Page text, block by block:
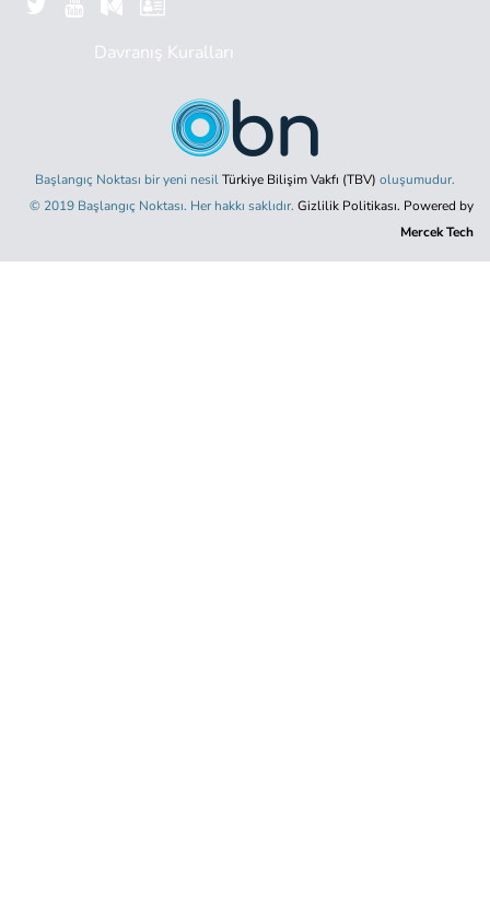
Davranış Kuralları
Başlangıç Noktası bir yeni nesilTürkiye Bilişim Vakfı (TBV) oluşumudur.
© 2019 Başlangıç Noktası. Her hakkı saklıdır. Gizlilik Politikası. Powered by
Mercek Tech